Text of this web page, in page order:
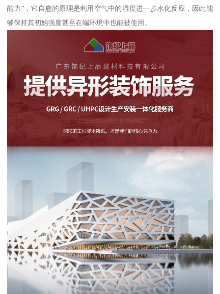
能力”，它自愈的原理是利用空气中的湿度进一步水化反应，因此能
够保持其初始强度甚至在端环境中也能被使用。